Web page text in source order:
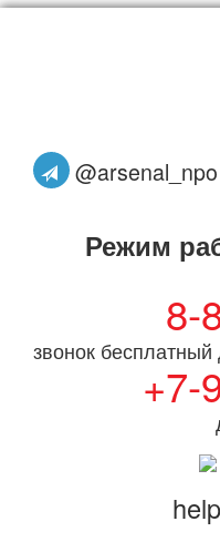
@arsenal_npo
Режим
8-
звонок
+7-